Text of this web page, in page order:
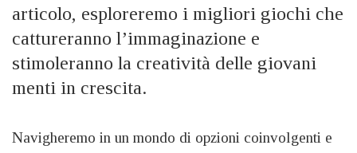
articolo, esploreremo i migliori giochi che
cattureranno l’immaginazione e
stimoleranno la creatività delle giovani
menti in crescita.
Navigheremo in un mondo di opzioni coinvolgenti e